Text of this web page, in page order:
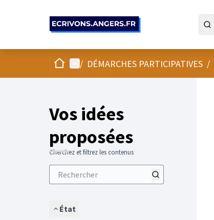
AccueilMenu principal
/ DÉMARCHES PARTICIPATIVES /
Vos idées
proposées
Cherchez et filtrez les contenus
État